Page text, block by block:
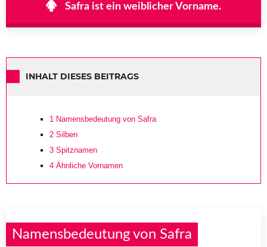
Safra ist ein weiblicher Vorname.
INHALT DIESES BEITRAGS
1 Namensbedeutung von Safra
2 Silben
3 Spitznamen
4 Ähnliche Vornamen
Namensbedeutung von Safra